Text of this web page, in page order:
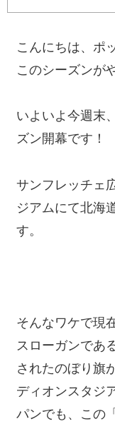
こんにちは、ポ
このシーズンが
いよいよ今週末
ズン開幕です！
サンフレッチェ
ジアムにて北海
す。
そんなワケで現
スローガンであ
されたのぼり旗
ディオンスタジ
パンでも、この